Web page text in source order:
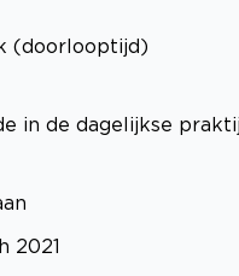
(doorlooptijd)
in de dagelijkse
2021